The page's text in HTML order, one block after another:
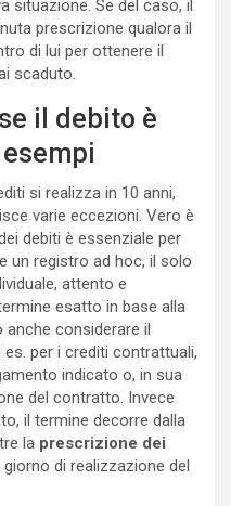
situazione. Se del caso, il
prescrizione qualora il
di lui per ottenere il
scaduto.
il debito è
si realizza in 10 anni,
varie eccezioni. Vero è
debiti è essenziale per
un registro ad hoc, il solo
attento e
esatto in base alla
considerare il
per i crediti contrattuali,
indicato o, in sua
del contratto. Invece
il termine decorre dalla
la prescrizione dei
di realizzazione del